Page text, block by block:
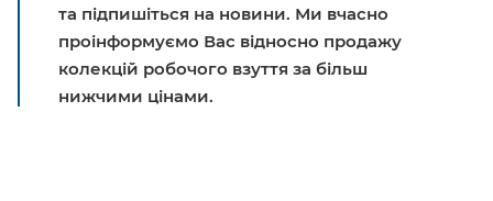
та підпишіться на новини. Ми вчасно
проінформуємо Вас відносно продажу
колекцій робочого взуття за більш
нижчими цінами.